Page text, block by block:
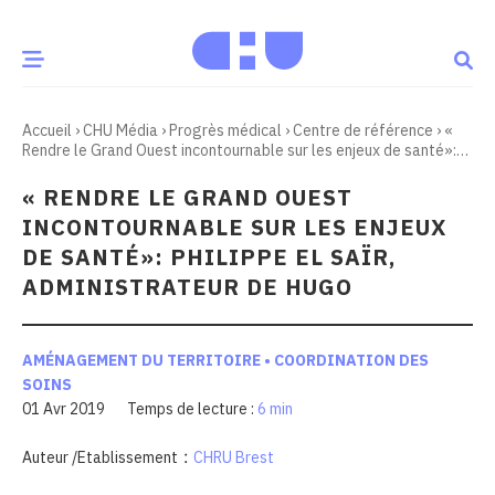
MOMENT
Innovation
& patrimoine Patient
nous
ce qu’un CHU ?
Accueil ›CHU Média ›Progrès médical ›Centre de référence › «
Rendre le Grand Ouest incontournable sur les enjeux de santé»:
« RENDRE LE GRAND OUEST
INCONTOURNABLE SUR LES ENJEUX
DE SANTÉ»: PHILIPPE EL SAÏR,
ADMINISTRATEUR DE HUGO
AMÉNAGEMENT DU TERRITOIRE • COORDINATION DES
SOINS
01 Avr 2019
6 min
Auteur /Etablissement : CHRU Brest